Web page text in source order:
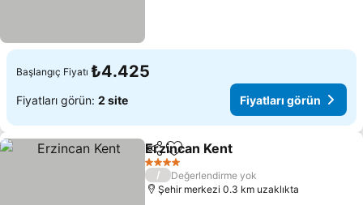
Başlangıç Fiyatı ₺4.425
Fiyatları görün: 2 site Fiyatları görün
PaylaşFavorilerime ekle
Erzincan Kent
4 Yıldız
/
Değerlendirme yok
Şehir merkezi 0.3 km uzaklıkta